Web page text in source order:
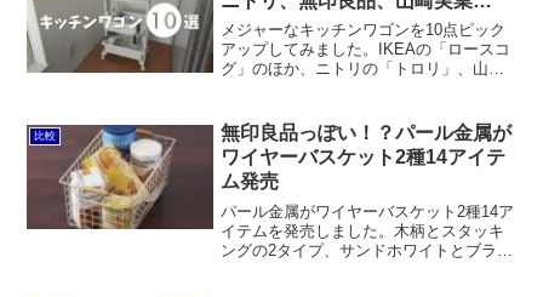
す。
メジャーなキッチンワゴンを10点ピック
アップしてみました。IKEAの「ロースコ
グ」のほか、ニトリの「トロリ」、山善
崎実業の「目隠しワゴンtower」、JEJア
ステージの「リセ・テーブルワゴン」な
どがあります。
比較
無印良品っぽい！？パール金属が
ワイヤーバスケット2種14アイテ
ム発売
パール金属がワイヤーバスケット2種14ア
イテムを発売しました。木柄とスタッキ
ングの2タイプ、サンドホワイトとブラウ